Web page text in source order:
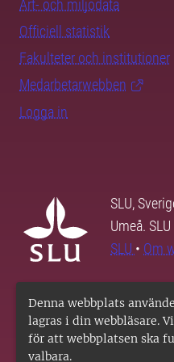
Denna webbplats
lagras i din webbläsare.
för att webbplatsen ska
valbara.
Art- och miljödata
Officiell statistik
Fakulteter och institutioner
Medarbetarwebben
Logga in
SLU,
Umeå.
SLU • Om